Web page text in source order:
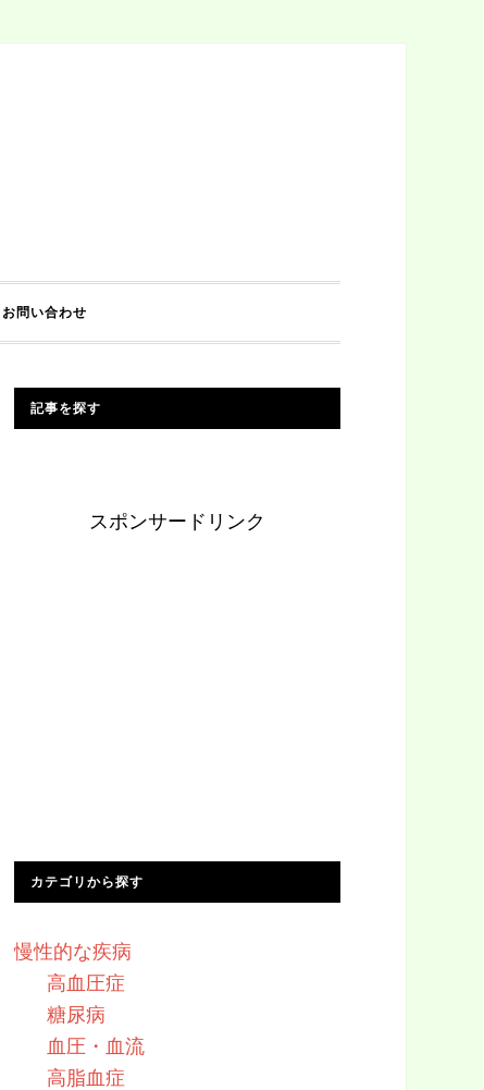
お問い合わせ
記事を探す
スポンサードリンク
カテゴリから探す
慢性的な疾病
高血圧症
糖尿病
血圧・血流
高脂血症